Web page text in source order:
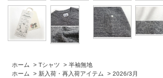
ホーム > Tシャツ > 半袖無地
ホーム
> 新入荷・再入荷アイテム > 2026/3月